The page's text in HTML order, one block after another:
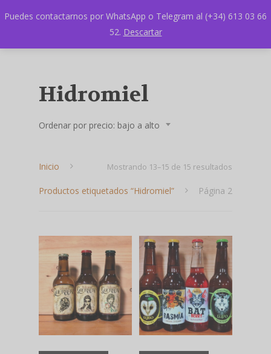
Hit enter to search or ESC to close
Hidromiel
Ordenar por precio: bajo a alto
Mostrando 13–15 de 15 resultados
bajo
Inicio
Productos etiquetados “Hidromiel” Página 2
Puedes contactarnos por WhatsApp o Telegram al (+34) 613 03 66
52. Descartar